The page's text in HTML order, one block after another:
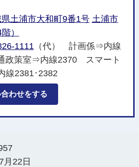
土浦市大和町9番1号 土浦市
）
1111（代） 計画係⇒内線
政策室⇒内線2370 スマート
線2381･2382
わせをする
月22日